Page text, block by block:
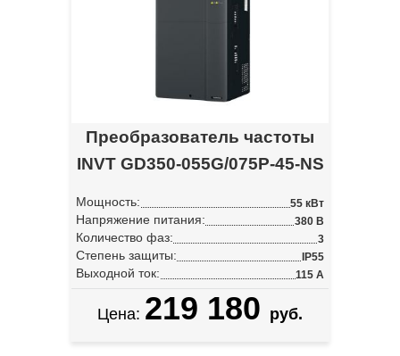
Преобразователь частоты
INVT GD350-055G/075P-45-NS
Мощность: 55 кВт
Напряжение питания: 380 В
Количество фаз: 3
Степень защиты: IP55
Выходной ток: 115 А
Цена: 219 180 руб.